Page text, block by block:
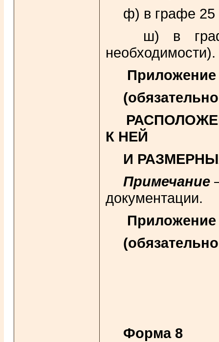
ф) в графе 25
ш) в графе
необходимости).
Приложение
К НЕЙ
И
Примечание
документации.
Форма 8